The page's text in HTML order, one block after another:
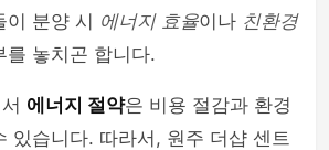
이 분양 시 에너지 효율이나 친환경
를 놓치곤 합니다.
에너지 절약은 비용 절감과 환경
있습니다. 따라서, 원주 더샵 센트